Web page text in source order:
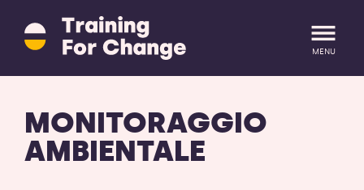
Training
for
Change
alla
homepage
MENU
MONITORAGGIO
AMBIENTALE